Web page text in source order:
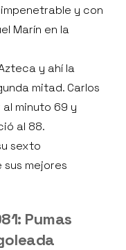
y con
Marín en la
y ahí la
mitad. Carlos
minuto 69 y
al 88.
sexto
mejores
Pumas